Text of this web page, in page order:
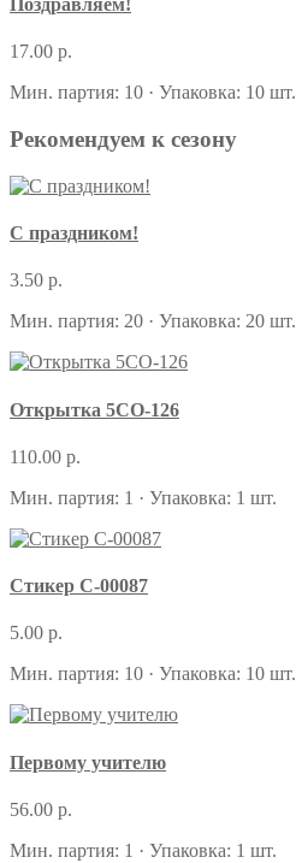
Поздравляем!
17.00 р.
Мин. партия: 10 · Упаковка: 10 шт.
Рекомендуем к сезону
С праздником!
3.50 р.
Мин. партия: 20 · Упаковка: 20 шт.
Открытка 5СО-126
110.00 р.
Мин. партия: 1 · Упаковка: 1 шт.
Стикер С-00087
5.00 р.
Мин. партия: 10 · Упаковка: 10 шт.
Первому учителю
56.00 р.
Мин. партия: 1 · Упаковка: 1 шт.